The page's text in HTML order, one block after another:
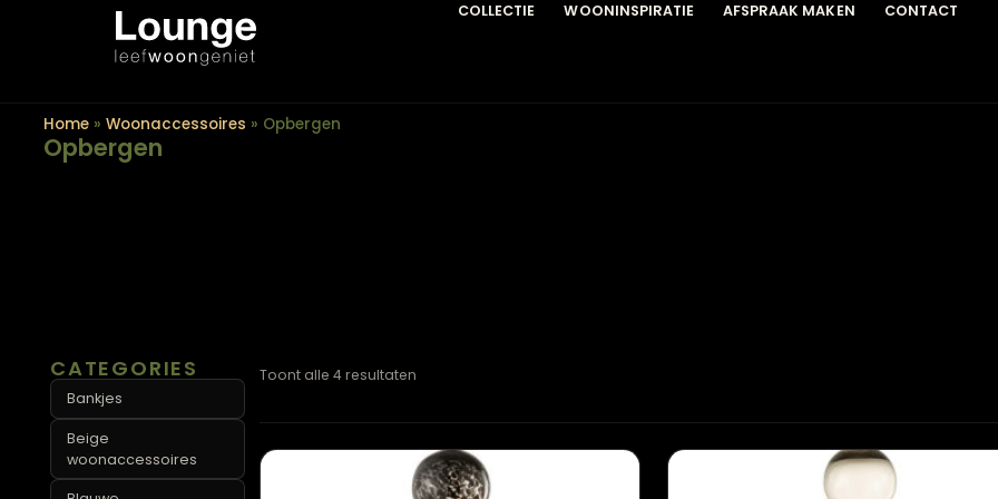
COLLECTIE WOONINSPIRATIE AFSPRAAK MAKEN
Home»Woonaccessoires » Opbergen
Opbergen
CATEGORIES
Bankjes
Beige